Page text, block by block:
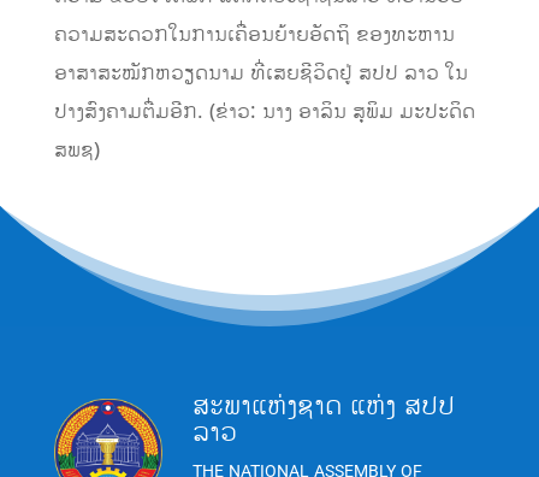
ຄວາມສະດວກໃນການເຄື່ອນຍ້າຍອັດຖິ ຂອງທະຫານ
ອາສາສະໝັກຫວຽດນາມ ທີ່ເສຍຊີວິດຢູ່ ສປປ ລາວ ໃນ
ປາງສົງຄາມຕື່ມອີກ. (ຂ່າວ: ນາງ ອາລິນ ສຸພິມ ມະປະດິດ
ສພຊ)
ສະພາແຫ່ງຊາດ ແຫ່ງ ສປປ
ລາວ
THE NATIONAL ASSEMBLY OF